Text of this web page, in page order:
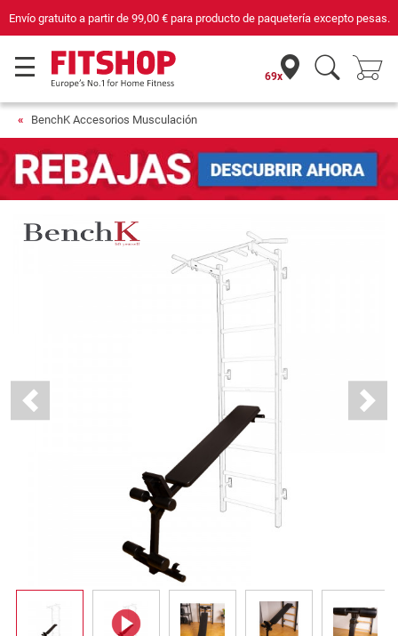
Envío gratuito a partir de 99,00 €para producto de paquetería excepto pesas.
69x
BenchK Accesorios Musculación
Previous Next